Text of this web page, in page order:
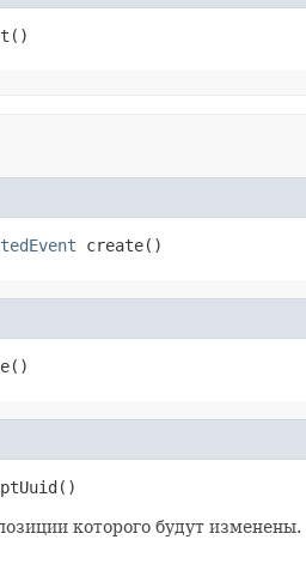
create()
которого будут изменены.